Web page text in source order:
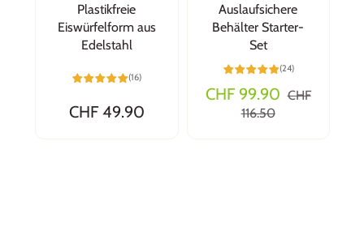
Plastikfreie
Eiswürfelform aus
Edelstahl
(16)
CHF 49.90
Auslaufsichere
Behälter Starter-
Set
(24)
CHF 99.90 CHF
116.50